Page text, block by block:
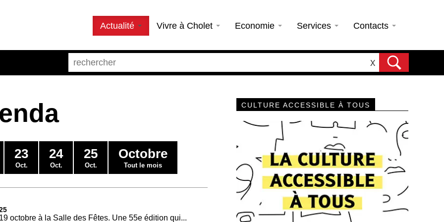
Actualité Vivre à Cholet Economie Services Contacts
X
23
Oct.
24
Oct.
25
Oct.
Octobre
Tout le mois
octobre à la Salle des Fêtes. Une 55e édition qui...
CULTURE ACCESSIBLE À TOUS